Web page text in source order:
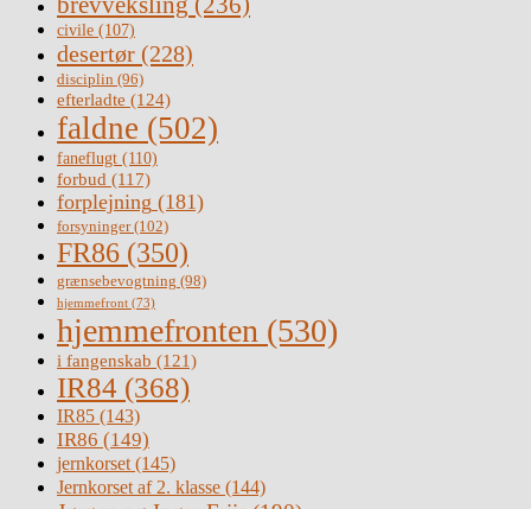
civile (107)
desertør (228)
disciplin (96)
efterladte (124)
faldne (502)
faneflugt (110)
forbud (117)
forplejning (181)
forsyninger(102)
FR86 (350)
grænsebevogtning (98)
hjemmefront (73)
hjemmefronten (530)
i fangenskab (121)
IR84 (368)
IR85 (143)
IR86 (149)
jernkorset(145)
Jernkorset af 2. klasse (144)